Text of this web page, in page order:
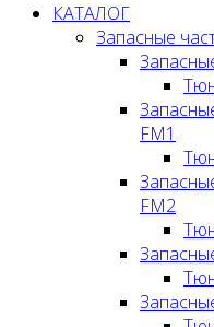
КАТАЛОГ
Запасные
FM1
FM2